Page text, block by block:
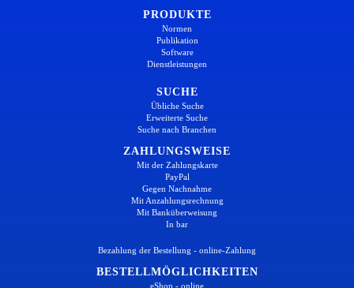
PRODUKTE
Normen
Publikation
Software
Dienstleistungen
SUCHE
Übliche Suche
Erweiterte Suche
Suche nach Branchen
ZAHLUNGSWEISE
Mit der Zahlungskarte
PayPal
Gegen Nachnahme
Mit Anzahlungsrechnung
Mit Banküberweisung
In bar
Bezahlung der Bestellung - online-Zahlung
BESTELLMÖGLICHKEITEN
eShop - online